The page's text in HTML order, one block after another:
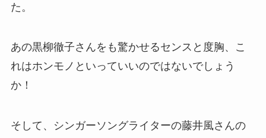
た。
あの黒柳徹子さんをも驚かせるセンスと度胸、こ
れはホンモノといっていいのではないでしょう
か！
そして、シンガーソングライターの藤井風さんの